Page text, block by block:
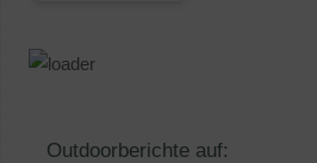
Outdoorberichte auf: